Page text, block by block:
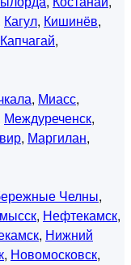
Кагул, Кишинёв,
Капчагай,
, Миасс,
Междуреченск,
, Маргилан,
Челны,
, Нефтекамск,
, Нижний
, Новомосковск,